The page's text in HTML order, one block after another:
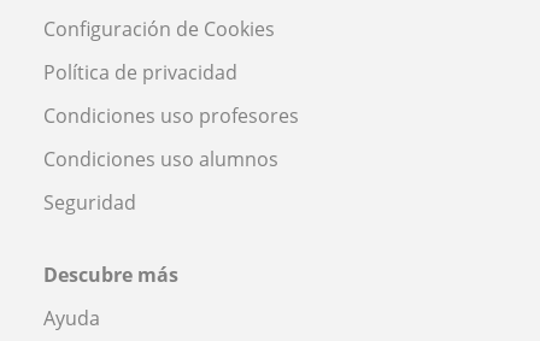
Configuración de Cookies
Política de privacidad
Condiciones uso profesores
Condiciones uso alumnos
Seguridad
Descubre más
Ayuda